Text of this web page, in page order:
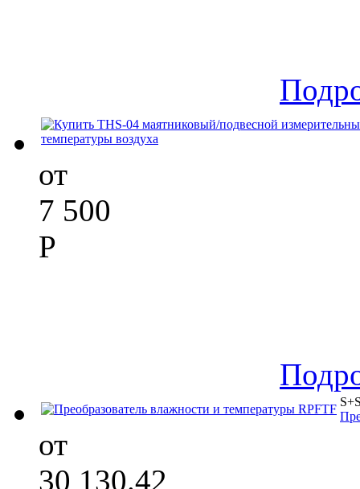
от
7 500
Р
от
30 130.42